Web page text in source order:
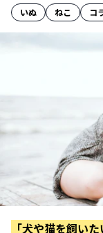
いぬ ねこ コ
「犬や猫を飼い